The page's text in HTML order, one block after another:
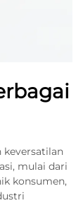
keversatilan
mulai dari
konsumen,